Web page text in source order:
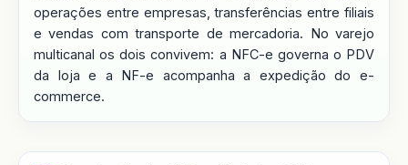
operações entre empresas, transferências entre filiais
e vendas com transporte de mercadoria. No varejo
multicanal os dois convivem: a NFC-e governa o PDV
da loja e a NF-e acompanha a expedição do e-
commerce.